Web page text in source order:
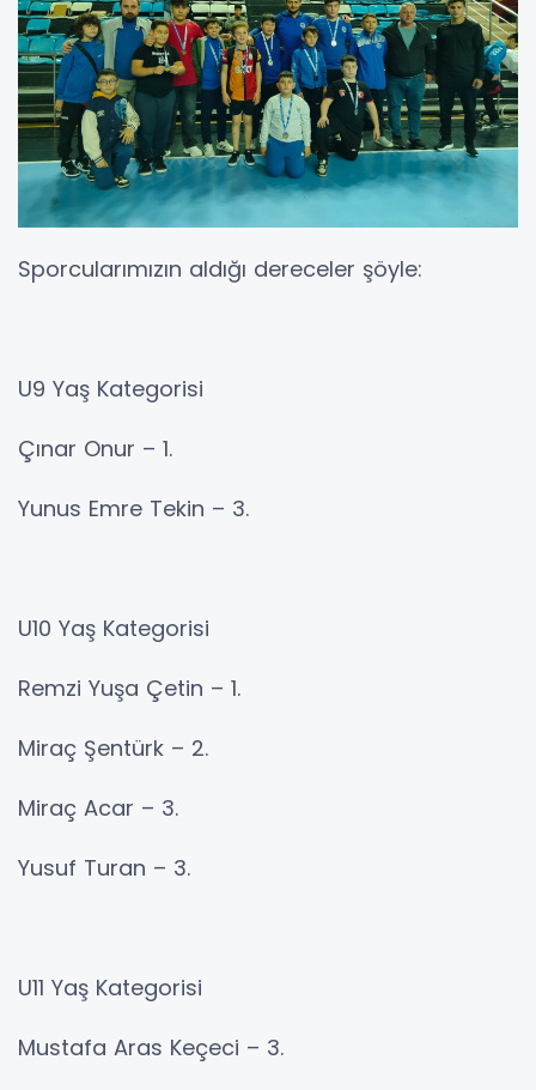
Sporcularımızın aldığı dereceler şöyle:
U9 Yaş Kategorisi
Çınar Onur – 1.
Yunus Emre Tekin – 3.
U10 Yaş Kategorisi
Remzi Yuşa Çetin – 1.
Miraç Şentürk – 2.
Miraç Acar – 3.
Yusuf Turan – 3.
U11 Yaş Kategorisi
Mustafa Aras Keçeci – 3.